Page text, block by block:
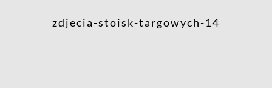
zdjecia-stoisk-targowych-14